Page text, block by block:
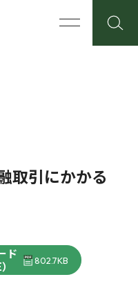
取引にかかる
ド
802.7KB